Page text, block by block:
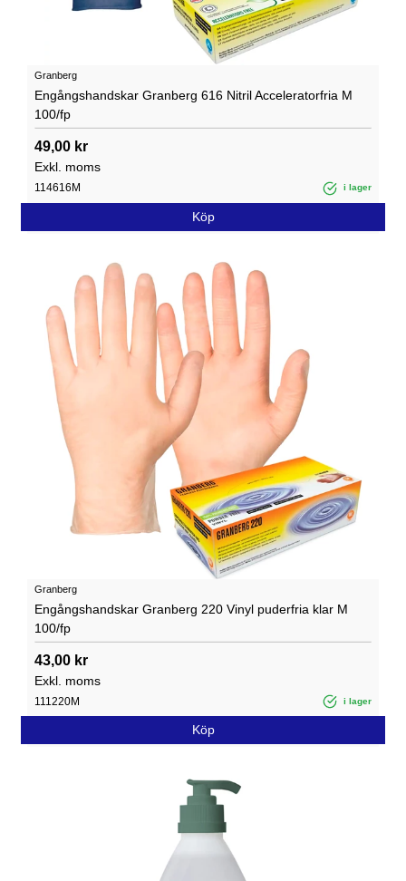
Granberg
Engångshandskar Granberg 616 Nitril Acceleratorfria M
100/fp
49,00 kr
Exkl. moms
114616M i lager
Köp
Granberg
Engångshandskar Granberg 220 Vinyl puderfria klar M
100/fp
43,00 kr
Exkl. moms
111220M i lager
Köp